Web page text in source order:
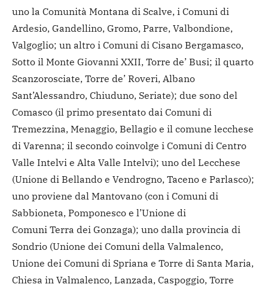
uno la Comunità Montana di Scalve, i Comuni di
Ardesio, Gandellino, Gromo, Parre, Valbondione,
Valgoglio; un altro i Comuni di Cisano Bergamasco,
Sotto il Monte Giovanni XXII, Torre de’ Busi; il quarto
Scanzorosciate, Torre de’ Roveri, Albano
Sant’Alessandro, Chiuduno, Seriate); due sono del
Comasco (il primo presentato dai Comuni di
Tremezzina, Menaggio, Bellagio e il comune lecchese
di Varenna; il secondo coinvolge i Comuni di Centro
Valle Intelvi e Alta Valle Intelvi); uno del Lecchese
(Unione di Bellando e Vendrogno, Taceno e Parlasco);
uno proviene dal Mantovano (con i Comuni di
Sabbioneta, Pomponesco e l’Unione di
Comuni Terra dei Gonzaga); uno dalla provincia di
Sondrio (Unione dei Comuni della Valmalenco,
Unione dei Comuni di Spriana e Torre di Santa Maria,
Chiesa in Valmalenco, Lanzada, Caspoggio, Torre